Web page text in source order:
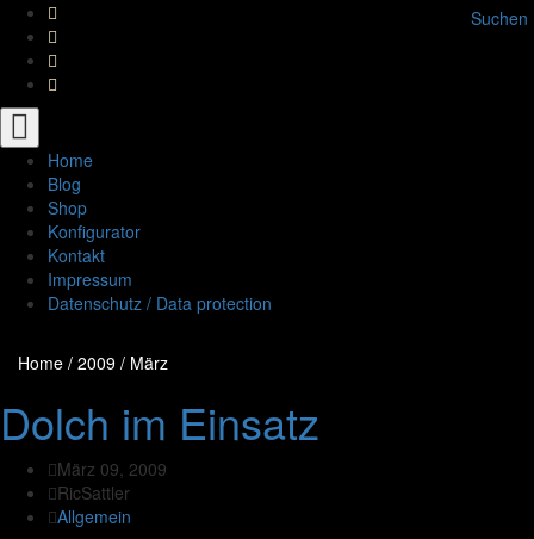
Suchen
Toggle
navigation
Home
Blog
Shop
Konfigurator
Kontakt
Impressum
Datenschutz / Data protection
Home / 2009 / März
Dolch im Einsatz
März 09, 2009
RicSattler
Allgemein